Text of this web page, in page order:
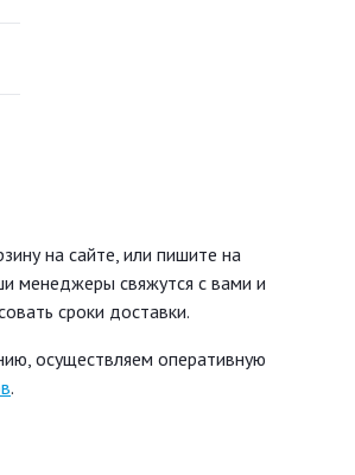
на сайте, или пишите на
менеджеры свяжутся с вами и
сроки доставки.
осуществляем оперативную
.